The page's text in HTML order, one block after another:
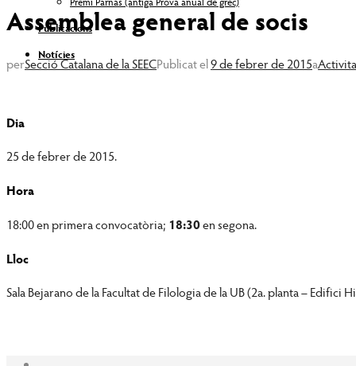
Publicacions
Notícies
Assemblea general de socis
perSecció Catalana de la SEECPublicat el9 de febrer de 2015a
Dia
25 de febrer de 2015.
Hora
18:00 en primera convocatòria; 18:30en segona.
Lloc
Sala Bejarano de la Facultat de Filologia de la UB (2a. planta – Edifici